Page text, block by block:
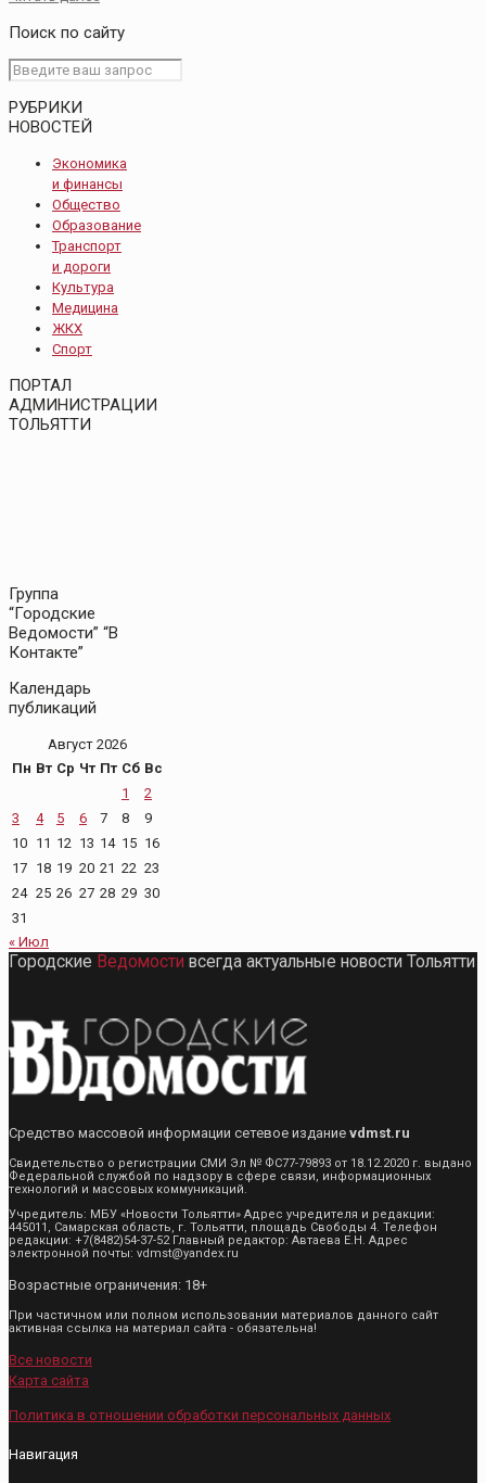
Поиск по сайту
РУБРИКИ
НОВОСТЕЙ
Экономика
и финансы
Общество
Образование
Транспорт
и дороги
Культура
Медицина
ЖКХ
Спорт
ПОРТАЛ
АДМИНИСТРАЦИИ
ТОЛЬЯТТИ
Группа
“Городские
Ведомости” “В
Контакте”
Календарь
публикаций
Август 2026
Пн Вт Ср Чт Пт Сб Вс
1
2
3
4 5 6 7 8
9
10 11 12 13 14 15 16
17 18 19 20 21 22 23
24 25 26 27 28 29 30
31
« Июл
Городские Ведомости всегда актуальные новости Тольятти
Средство массовой информации сетевое издание vdmst.ru
Свидетельство о регистрации СМИ Эл № ФС77-79893 от 18.12.2020 г. выдано
Федеральной службой по надзору в сфере связи, информационных
технологий и массовых коммуникаций.
Учредитель: МБУ «Новости Тольятти» Адрес учредителя и редакции:
445011, Самарская область, г. Тольятти, площадь Свободы 4. Телефон
редакции: +7(8482)54-37-52 Главный редактор: Автаева Е.Н. Адрес
электронной почты: vdmst@yandex.ru
Возрастные ограничения: 18+
При частичном или полном использовании материалов данного сайт
активная ссылка на материал сайта - обязательна!
Все новости
Карта сайта
Политика в отношении обработки персональных данных
Навигация